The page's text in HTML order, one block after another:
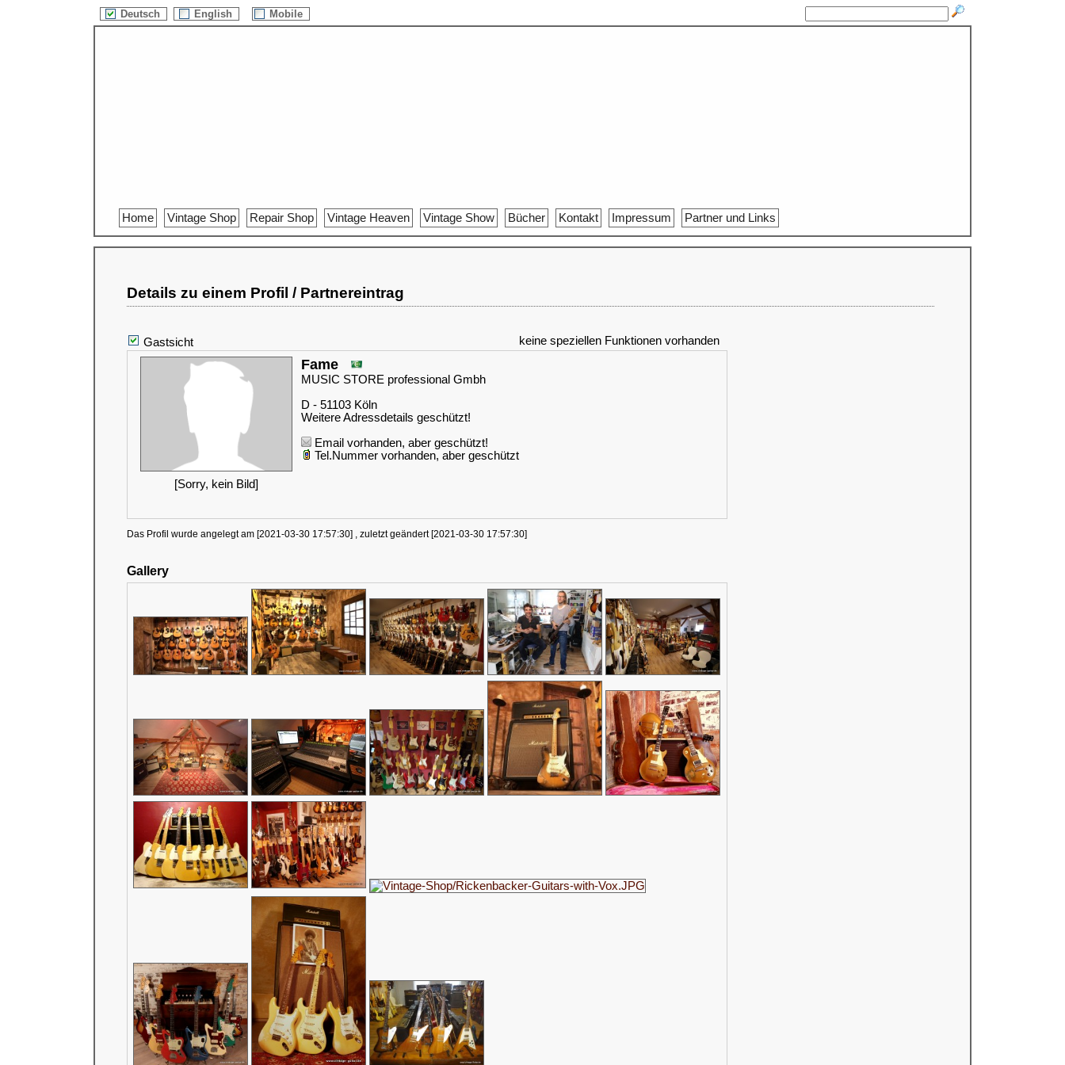
Deutsch English Mobile
Home Vintage Shop Repair Shop Vintage Heaven Vintage Show Bücher Kontakt Impressum Partner und Links
Details zu einem Profil / Partnereintrag
Gastsicht keine speziellen Funktionen vorhanden
[Sorry, kein Bild]
Fame
MUSIC STORE professional Gmbh
D - 51103 Köln
Weitere Adressdetails geschützt!
Email vorhanden, aber geschützt!
Tel.Nummer vorhanden, aber geschützt
Das Profil wurde angelegt am [2021-03-30 17:57:30] , zuletzt geändert [2021-03-30 17:57:30]
Gallery